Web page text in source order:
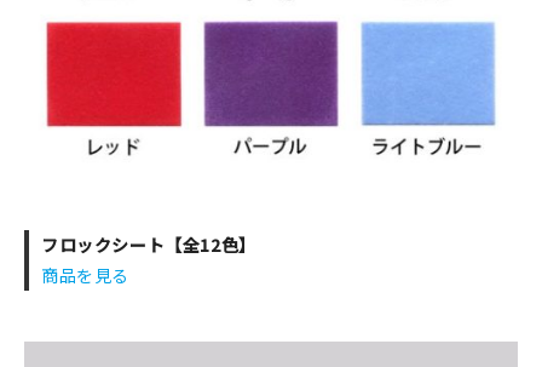
フロックシート【全12色】
商品を見る